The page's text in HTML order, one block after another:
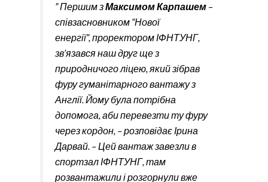
” Першим зМаксимом Карпашем–
співзасновником “Нової
енергії”, проректором ІФНТУНГ,
зв’язався наш друг ще з
природничого ліцею, який зібрав
фуру гуманітарного вантажу з
Англії. Йому була потрібна
допомога, аби перевезти ту фуру
через кордон, – розповідає Ірина
Дарвай. – Цей вантаж завезли в
спортзал ІФНТУНГ, там
розвантажили і розгорнули вже